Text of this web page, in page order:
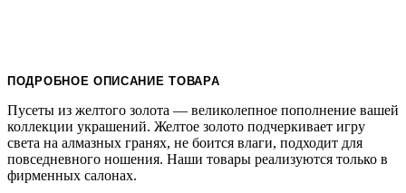
ПОДРОБНОЕ ОПИСАНИЕ ТОВАРА
Пусеты из желтого золота — великолепное пополнение вашей
коллекции украшений. Желтое золото подчеркивает игру
света на алмазных гранях, не боится влаги, подходит для
повседневного ношения. Наши товары реализуются только в
фирменных салонах.